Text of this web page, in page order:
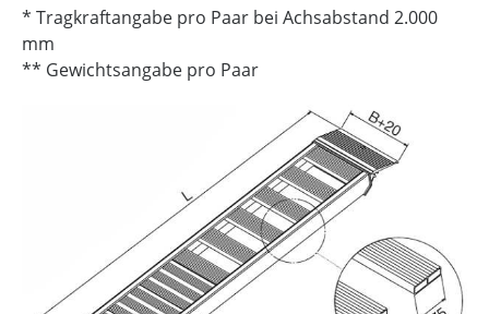
* Tragkraftangabe pro Paar bei Achsabstand 2.000
mm
** Gewichtsangabe pro Paar